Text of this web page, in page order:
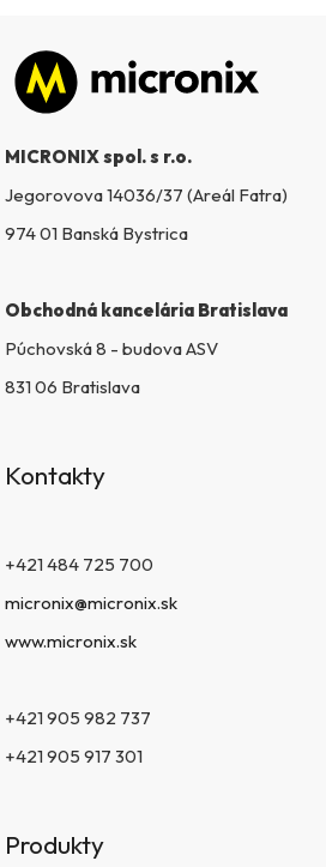
Zápätie
MICRONIX spol. s r.o.
Jegorovova 14036/37 (Areál Fatra)
974 01 Banská Bystrica
Obchodná kancelária Bratislava
Púchovská 8 - budova ASV
831 06 Bratislava
Kontakty
+421 484 725 700
micronix@micronix.sk
www.micronix.sk
+421 905 982 737
+421 905 917 301
Produkty